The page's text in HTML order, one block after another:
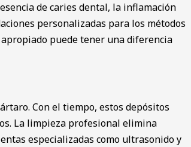
de caries dental, la inflamación
personalizadas para los métodos
puede tener una diferencia
Con el tiempo, estos depósitos
La limpieza profesional elimina
especializadas como ultrasonido y